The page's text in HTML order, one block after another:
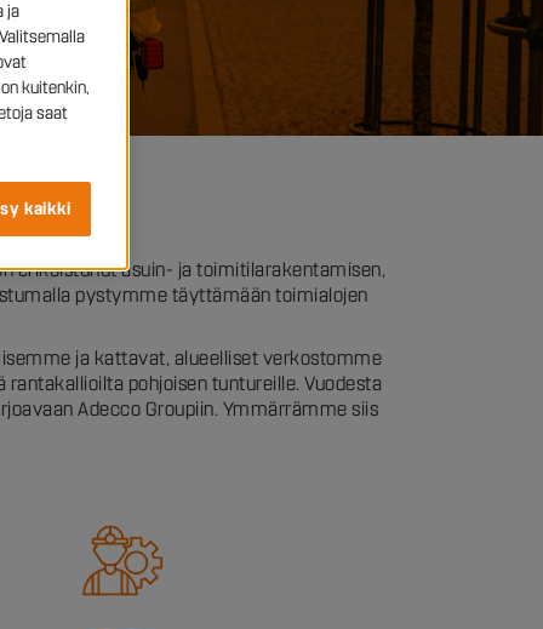
erikoistunut asuin- ja toimitilarakentamisen,
pystymme täyttämään toimialojen
ja kattavat, alueelliset verkostomme
pohjoisen tuntureille. Vuodesta
Adecco Groupiin. Ymmärrämme siis
ja
kuitenkin,
saat
kaikki